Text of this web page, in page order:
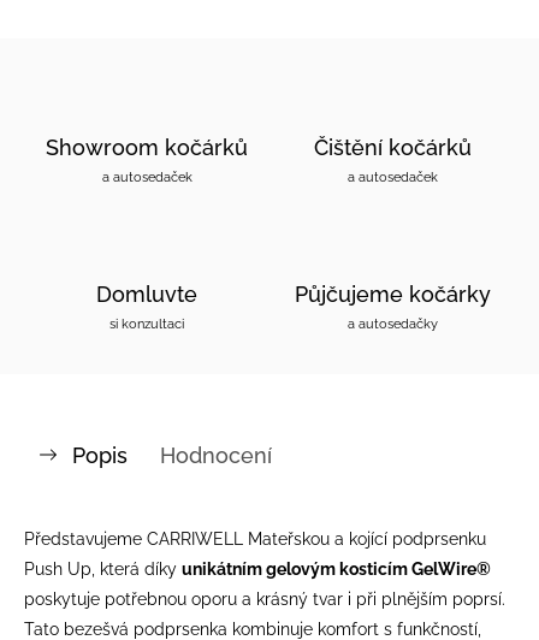
Showroom kočárků
a autosedaček
Čištění kočárků
a autosedaček
Domluvte
si konzultaci
Půjčujeme kočárky
a autosedačky
Popis Hodnocení
Představujeme CARRIWELL Mateřskou a kojící podprsenku
Push Up, která díky unikátním gelovým kosticím GelWire®
poskytuje potřebnou oporu a krásný tvar i při plnějším poprsí.
Tato bezešvá podprsenka kombinuje komfort s funkčností,